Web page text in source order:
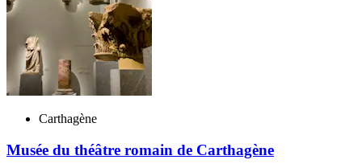
Carthagène
Musée du théâtre romain de Carthagène